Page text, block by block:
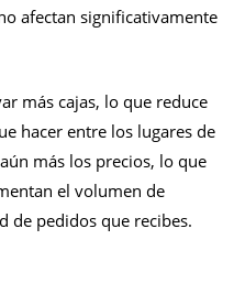
afectan significativamente
más cajas, lo que reduce
hacer entre los lugares de
más los precios, lo que
el volumen de
de pedidos que recibes.